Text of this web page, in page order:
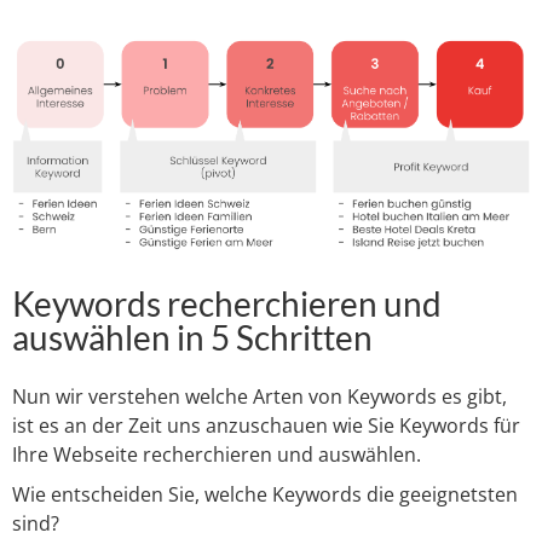
Keywords recherchieren und
auswählen in 5 Schritten
Nun wir verstehen welche Arten von Keywords es gibt,
ist es an der Zeit uns anzuschauen wie Sie Keywords für
Ihre Webseite recherchieren und auswählen.
Wie entscheiden Sie, welche Keywords die geeignetsten
sind?